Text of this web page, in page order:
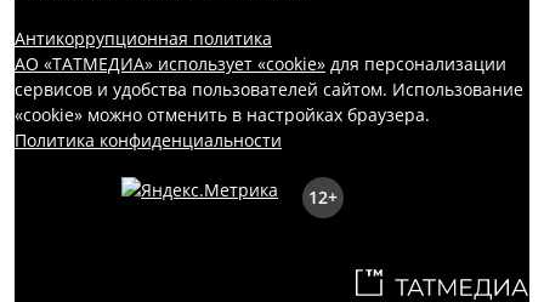
Антикоррупционная политика
АО «ТАТМЕДИА» использует «cookie» для персонализации
сервисов и удобства пользователей сайтом. Использование
«cookie» можно отменить в настройках браузера.
Политика конфиденциальности
12+